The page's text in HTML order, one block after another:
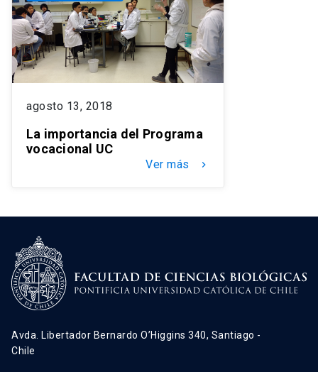
agosto 13, 2018
La importancia del Programa
vocacional UC
Ver más keyboard_arrow_right
Avda. Libertador Bernardo O’Higgins 340, Santiago -
Chile